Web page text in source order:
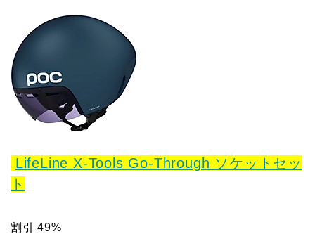
LifeLine X-Tools Go-Through ソケットセッ
ト
割引 49%